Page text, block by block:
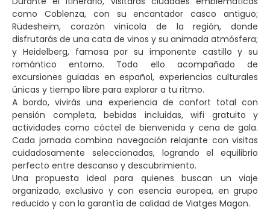
como Coblenza, con su encantador casco antiguo;
Rüdesheim, corazón vinícola de la región, donde
disfrutarás de una cata de vinos y su animada atmósfera;
y Heidelberg, famosa por su imponente castillo y su
romántico entorno. Todo ello acompañado de
excursiones guiadas en español, experiencias culturales
únicas y tiempo libre para explorar a tu ritmo.
A bordo, vivirás una experiencia de confort total con
pensión completa, bebidas incluidas, wifi gratuito y
actividades como cóctel de bienvenida y cena de gala.
Cada jornada combina navegación relajante con visitas
cuidadosamente seleccionadas, logrando el equilibrio
perfecto entre descanso y descubrimiento.
Una propuesta ideal para quienes buscan un viaje
organizado, exclusivo y con esencia europea, en grupo
reducido y con la garantía de calidad de Viatges Magon.